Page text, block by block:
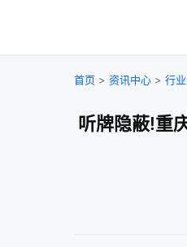
首页 > 资讯中心 > 行
听牌隐蔽!重